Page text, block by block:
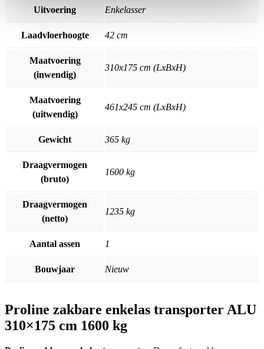
Uitvoering Enkelasser
Laadvloerhoogte 42 cm
Maatvoering
(inwendig)
310x175 cm (LxBxH)
Maatvoering
(uitwendig)
461x245 cm (LxBxH)
Gewicht 365 kg
Draagvermogen
(bruto)
1600 kg
Draagvermogen
(netto)
1235 kg
Aantal assen 1
Bouwjaar Nieuw
Proline zakbare enkelas transporter ALU
310×175 cm 1600 kg